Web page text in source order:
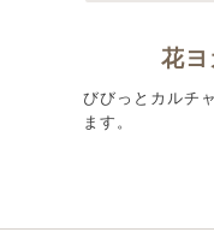
花ヨ
びびっとカルチ
ます。